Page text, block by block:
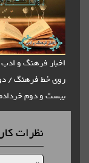
و ادب در برنامه
فرهنگ / دوشنبه
خردادماه
کاربران